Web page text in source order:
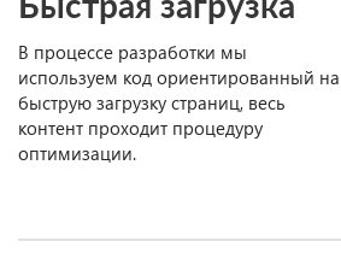
Быстрая загрузка
В процессе разработки мы
используем код ориентированный на
быструю загрузку страниц, весь
контент проходит процедуру
оптимизации.